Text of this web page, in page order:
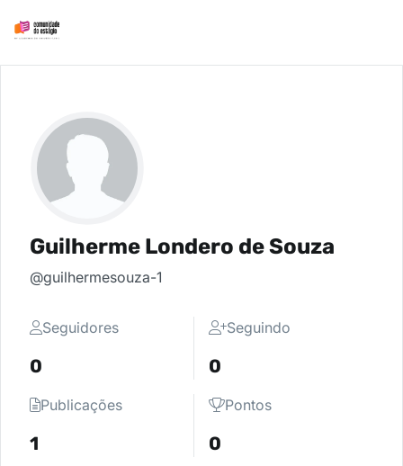
Guilherme Londero de Souza
@guilhermesouza-1
Seguidores
0
Seguindo
0
Publicações
1
Pontos
0